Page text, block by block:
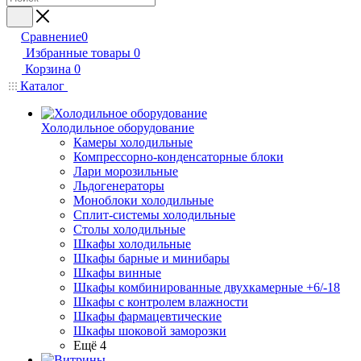
Сравнение0
Избранные товары 0
Корзина 0
Каталог
Холодильное оборудование
Камеры холодильные
Компрессорно-конденсаторные блоки
Лари морозильные
Льдогенераторы
Моноблоки холодильные
Сплит-системы холодильные
Столы холодильные
Шкафы холодильные
Шкафы барные и минибары
Шкафы винные
Шкафы комбинированные двухкамерные +6/-18
Шкафы с контролем влажности
Шкафы фармацевтические
Шкафы шоковой заморозки
Ещё 4